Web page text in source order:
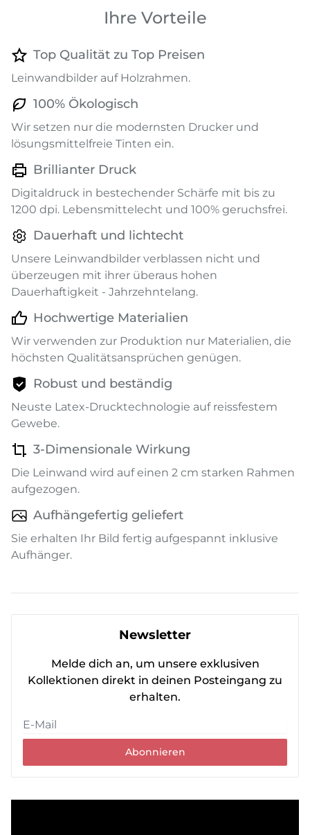
Ihre Vorteile
Top Qualität zu Top Preisen
Leinwandbilder auf Holzrahmen.
100% Ökologisch
Wir setzen nur die modernsten Drucker und
lösungsmittelfreie Tinten ein.
Brillianter Druck
Digitaldruck in bestechender Schärfe mit bis zu
1200 dpi. Lebensmittelecht und 100% geruchsfrei.
Dauerhaft und lichtecht
Unsere Leinwandbilder verblassen nicht und
überzeugen mit ihrer überaus hohen
Dauerhaftigkeit - Jahrzehntelang.
Hochwertige Materialien
Wir verwenden zur Produktion nur Materialien, die
höchsten Qualitätsansprüchen genügen.
Robust und beständig
Neuste Latex-Drucktechnologie auf reissfestem
Gewebe.
3-Dimensionale Wirkung
Die Leinwand wird auf einen 2 cm starken Rahmen
aufgezogen.
Aufhängefertig geliefert
Sie erhalten Ihr Bild fertig aufgespannt inklusive
Aufhänger.
Newsletter
Melde dich an, um unsere exklusiven
Kollektionen direkt in deinen Posteingang zu
erhalten.
Abonnieren